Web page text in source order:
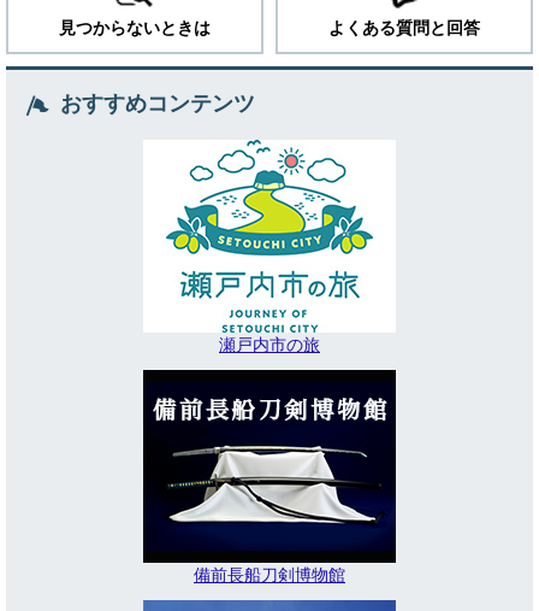
見つからないときは よくある質問と回答
おすすめコンテンツ
瀬戸内市の旅
備前長船刀剣博物館